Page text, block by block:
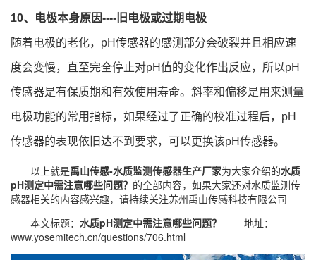
10、电极本身原因----旧电极或过期电极
随着电极的老化，pH传感器的感测部分会破裂并且相应速
度会变慢，直至完全停止对pH值的变化作出反应，所以pH
传感器是有保质期和有效使用寿命。斜率和偏移是用来测量
电极功能的常用指标，如果经过了正确的校准过程后，pH
传感器的表现依旧达不到要求，可以更换该pH传感器。
以上就是禹山传感-水质监测传感器生产厂家为大家介绍的水质
pH测定中需注意哪些问题？ 的全部内容，如果大家还对水质监测传
感器相关的内容感兴趣，请持续关注苏州禹山传感科技有限公司
本文标题： 水质pH测定中需注意哪些问题？
地址：
www.yosemitech.cn/questions/706.html